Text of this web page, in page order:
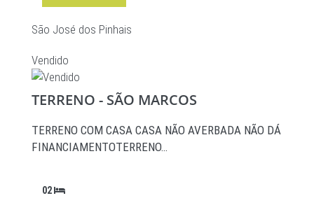
São José dos Pinhais
Vendido
TERRENO - SÃO MARCOS
TERRENO COM CASA CASA NÃO AVERBADA NÃO DÁ
FINANCIAMENTOTERRENO…
02